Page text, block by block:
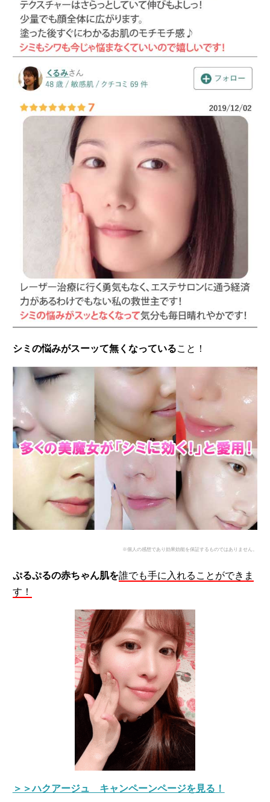
シミの悩みがスーッて無くなっていること！
※個人の感想であり効果効能を保証するものではありません。
ぷるぷるの赤ちゃん肌を誰でも手に入れることができま
す！
＞＞ハクアージュ キャンペーンページを見る！